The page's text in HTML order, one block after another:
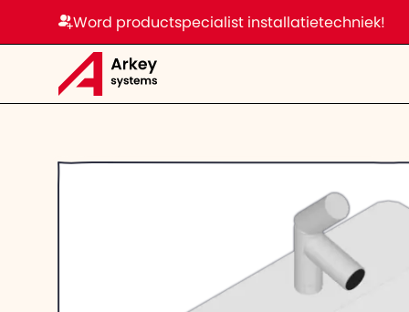
Word productspecialist installatietechniek!